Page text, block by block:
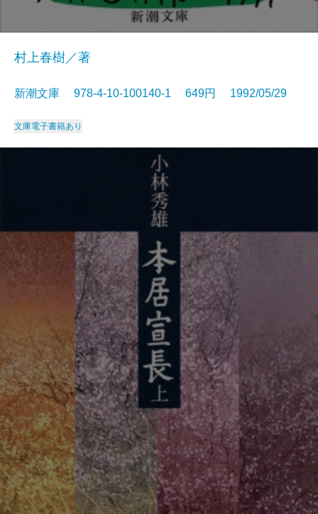
村上春樹／著
新潮文庫 978-4-10-100140-1 649円 1992/05/29
文庫電子書籍あり